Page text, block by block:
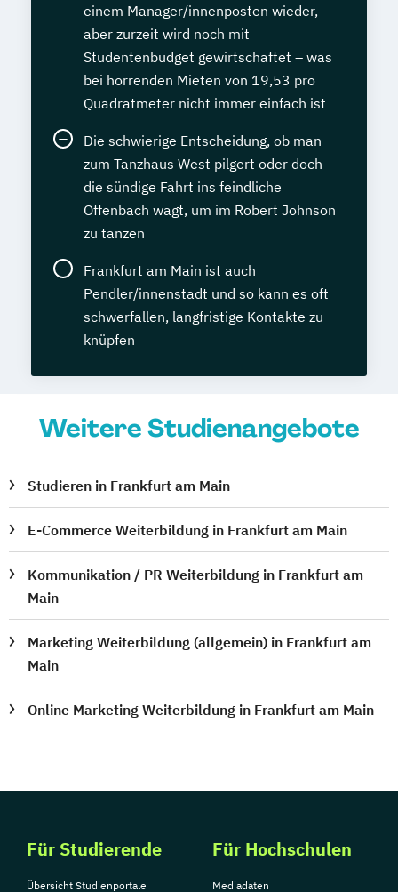
einem Manager/innenposten wieder,
aber zurzeit wird noch mit
Studentenbudget gewirtschaftet – was
bei horrenden Mieten von 19,53 pro
Quadratmeter nicht immer einfach ist
Die schwierige Entscheidung, ob man
zum Tanzhaus West pilgert oder doch
die sündige Fahrt ins feindliche
Offenbach wagt, um im Robert Johnson
zu tanzen
Frankfurt am Main ist auch
Pendler/innenstadt und so kann es oft
schwerfallen, langfristige Kontakte zu
knüpfen
Weitere Studienangebote
Studieren in Frankfurt am Main
E-Commerce Weiterbildung in Frankfurt am Main
Kommunikation / PR Weiterbildung in Frankfurt am
Main
Marketing Weiterbildung (allgemein) in Frankfurt am
Main
Online Marketing Weiterbildung in Frankfurt am Main
Für Studierende
Übersicht Studienportale
Für Hochschulen
Mediadaten